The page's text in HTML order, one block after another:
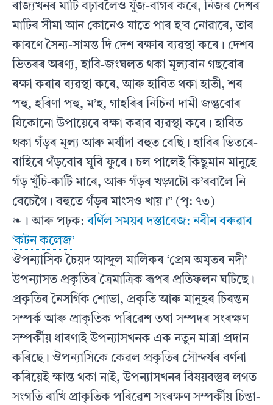
ৰাজ্যখনৰ মাটি বঢ়াবলৈও যুঁজ-বাগৰ কৰে, নিজৰ দেশৰ
মাটিৰ সীমা আন কোনেও যাতে পাৰ হ’ব নোৱাৰে, তাৰ
কাৰণে সৈন্য-সামন্ত দি দেশ ৰক্ষাৰ ব্যৱস্থা কৰে। দেশৰ
ভিতৰৰ অৰণ্য, হাবি-জংঘলত থকা মূল্যবান গছবোৰ
ৰক্ষা কৰাৰ ব্যৱস্থা কৰে, আৰু হাবিত থকা হাতী, শৰ
পহু, হৰিণা পহু, ম’হ, গাহৰিৰ নিচিনা দামী জন্তুবোৰ
যিকোনো উপায়েৰে ৰক্ষা কৰাৰ ব্যৱস্থা কৰে। হাবিত
থকা গঁড়ৰ মূল্য আৰু মৰ্যাদা বহুত বেছি। হাবিৰ ভিতৰে-
বাহিৰে গঁড়বোৰ ঘূৰি ফুৰে। চল পালেই কিছুমান মানুহে
গঁড় খুঁচি-কাটি মাৰে, আৰু গঁড়ৰ খড়্গটো ক’ৰবালৈ নি
বেচেগৈ। বহুতে গঁড়ৰ মাংসও খায়।” (পৃ: ৭৩)
❧। আৰু পঢ়ক: বৰ্ণিল সময়ৰ দস্তাবেজ: নবীন বৰুৱাৰ
‘কটন কলেজ’
ঔপন্যাসিক চৈয়দ আব্দুল মালিকৰ ‘প্ৰেম অমৃতৰ নদী’
উপন্যাসত প্ৰকৃতিৰ ত্ৰৈমাত্ৰিক ৰূপৰ প্ৰতিফলন ঘটিছে।
প্ৰকৃতিৰ নৈসৰ্গিক শোভা, প্ৰকৃতি আৰু মানুহৰ চিৰন্তন
সম্পৰ্ক আৰু প্ৰাকৃতিক পৰিৱেশ তথা সম্পদৰ সংৰক্ষণ
সম্পৰ্কীয় ধাৰণাই উপন্যাসখনক এক নতুন মাত্ৰা প্ৰদান
কৰিছে। ঔপন্যাসিকে কেৱল প্ৰকৃতিৰ সৌন্দৰ্যৰ বৰ্ণনা
কৰিয়েই ক্ষান্ত থকা নাই, উপন্যাসখনৰ বিষয়বস্তুৰ লগত
সংগতি ৰাখি প্ৰাকৃতিক পৰিৱেশ সংৰক্ষণ সম্পৰ্কীয় চিন্তা-